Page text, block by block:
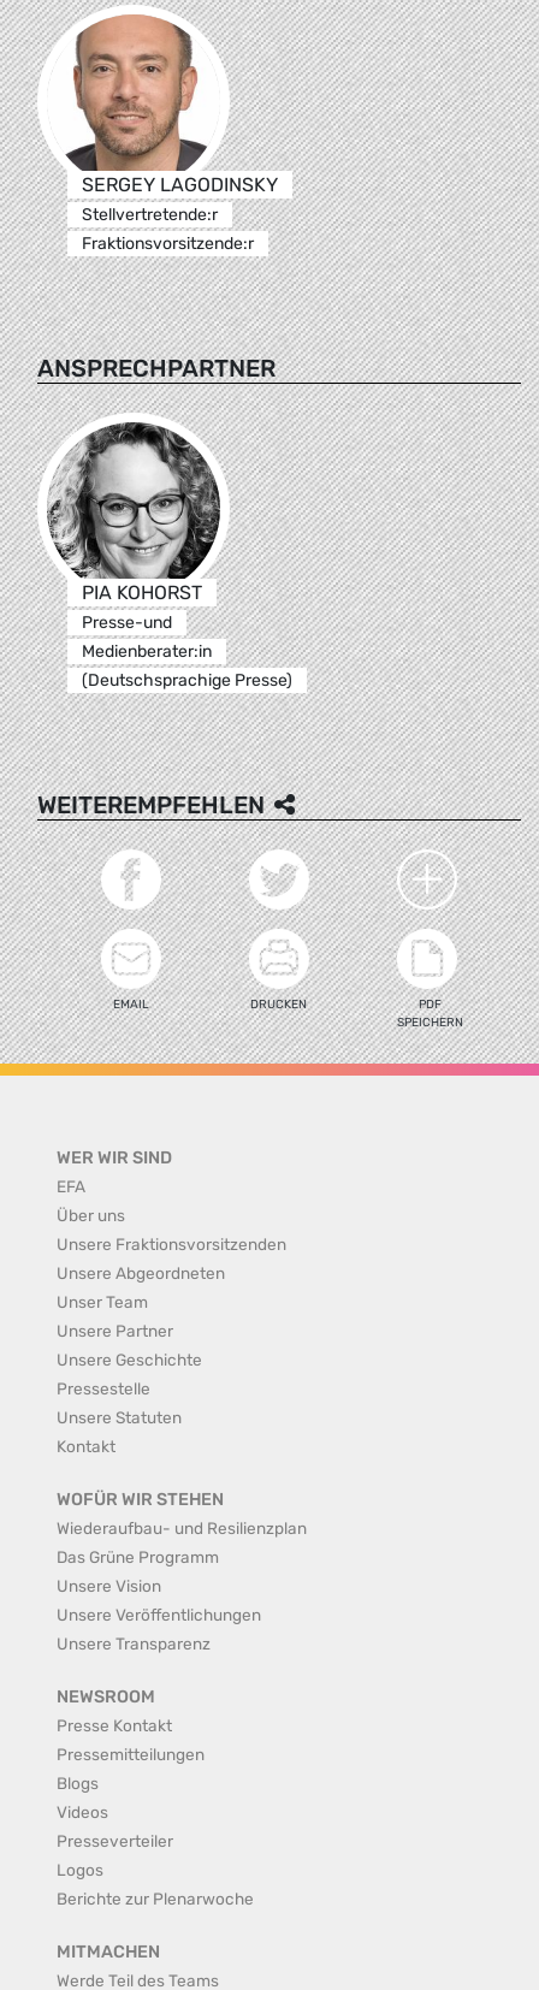
SERGEY LAGODINSKY
Stellvertretende:r
Fraktionsvorsitzende:r
ANSPRECHPARTNER
PIA KOHORST
Presse-und
Medienberater:in
(Deutschsprachige Presse)
WEITEREMPFEHLEN
EMAIL DRUCKEN
PDF
SPEICHERN
WER WIR SIND
EFA
Über uns
Unsere Fraktionsvorsitzenden
Unsere Abgeordneten
Unser Team
Unsere Partner
Unsere Geschichte
Pressestelle
Unsere Statuten
Kontakt
WOFÜR WIR STEHEN
Wiederaufbau- und Resilienzplan
Das Grüne Programm
Unsere Vision
Unsere Veröffentlichungen
Unsere Transparenz
NEWSROOM
Presse Kontakt
Pressemitteilungen
Blogs
Videos
Presseverteiler
Logos
Berichte zur Plenarwoche
MITMACHEN
Werde Teil des Teams